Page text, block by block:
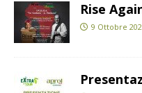
Rise
9 Ottobre